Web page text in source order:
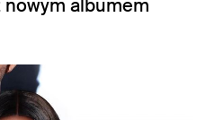
nowym albumem